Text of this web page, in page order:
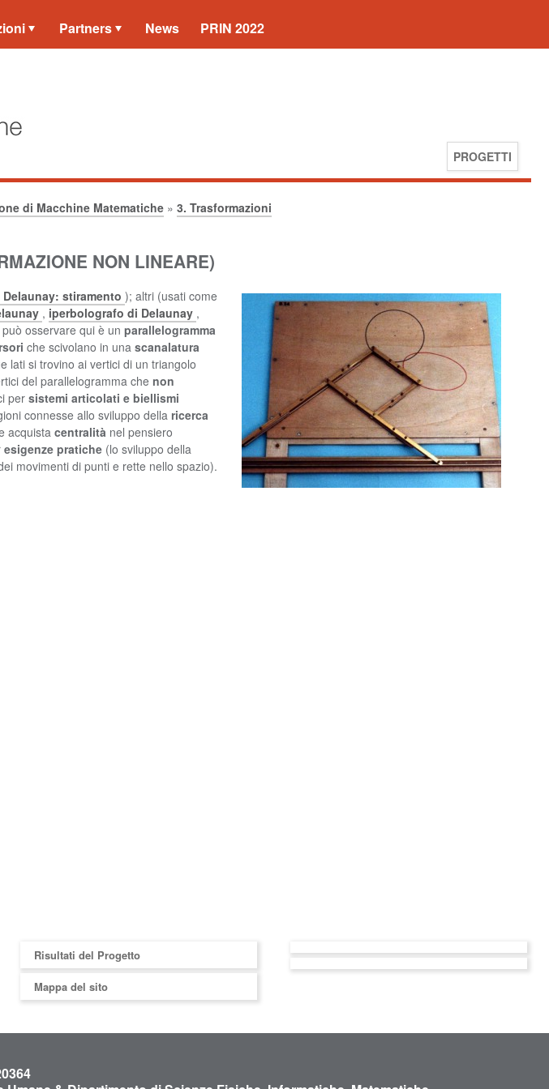
Partners News PRIN 2022
PROGETTI
di Macchine Matematiche » 3. Trasformazioni
NON LINEARE)
stiramento ); altri (usati come
, iperbolografo di Delaunay ,
osservare qui è un parallelogramma
che scivolano in una scanalatura
lati si trovino ai vertici di un triangolo
del parallelogramma che non
per sistemi articolati e biellismi
connesse allo sviluppo della ricerca
acquista centralità nel pensiero
esigenze pratiche (lo sviluppo della
movimenti di punti e rette nello spazio).
Risultati del Progetto
Mappa del sito